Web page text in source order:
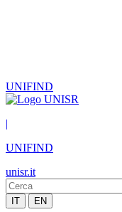
UNIFIND
|
UNIFIND
unisr.it
IT EN